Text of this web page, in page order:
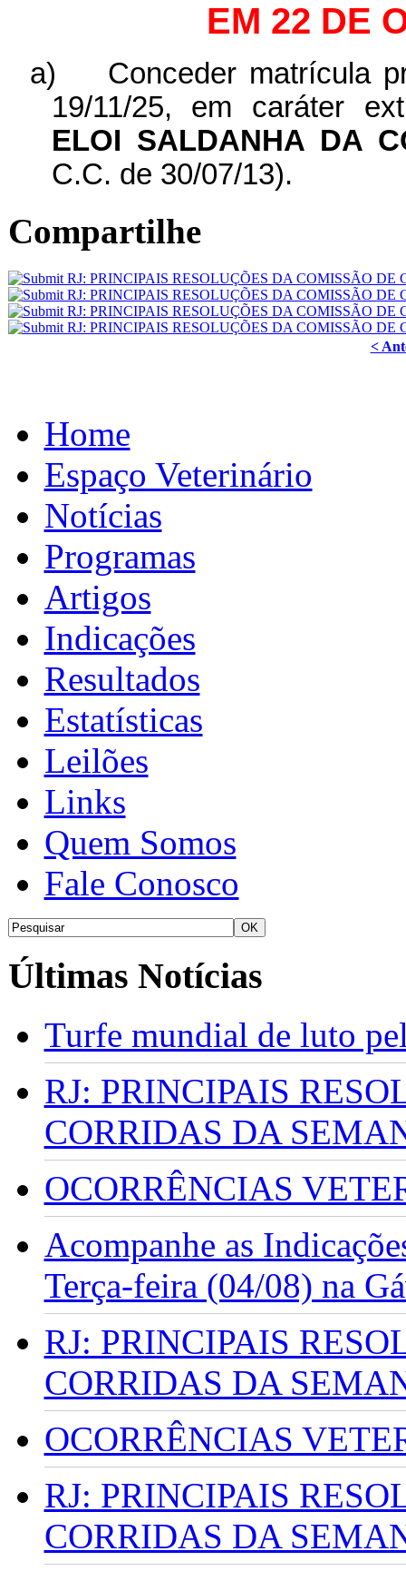
EM 22 DE
a)
Conceder matrícula
19/11/25, em caráter
ELOI SALDANHA DA
C.C. de 30/07/13).
Compartilhe
<
Home
Espaço Veterinário
Notícias
Programas
Artigos
Indicações
Resultados
Estatísticas
Leilões
Links
Quem Somos
Fale Conosco
Últimas Notícias
Turfe mundial de luto
RJ: PRINCIPAIS
CORRIDAS DA
OCORRÊNCIAS
Acompanhe as
Terça-feira (04/08) na
RJ: PRINCIPAIS
CORRIDAS DA
OCORRÊNCIAS
RJ: PRINCIPAIS
CORRIDAS DA